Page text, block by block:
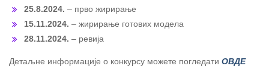
25.8.2024. – прво жирирање
15.11.2024. – жирирање готових модела
28.11.2024. – ревија
Детаљне информације о конкурсу можете погледати ОВДЕ